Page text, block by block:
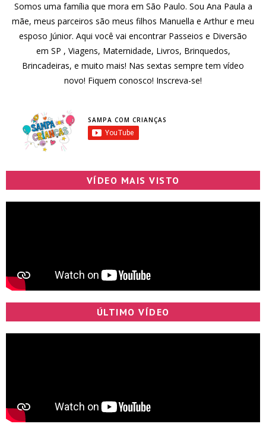
Somos uma família que mora em São Paulo. Sou Ana Paula a
mãe, meus parceiros são meus filhos Manuella e Arthur e meu
esposo Júnior. Aqui você vai encontrar Passeios e Diversão
em SP , Viagens, Maternidade, Livros, Brinquedos,
Brincadeiras, e muito mais! Nas sextas sempre tem vídeo
novo! Fiquem conosco! Inscreva-se!
SAMPA COM CRIANÇAS
VÍDEO MAIS VISTO
ÚLTIMO VÍDEO